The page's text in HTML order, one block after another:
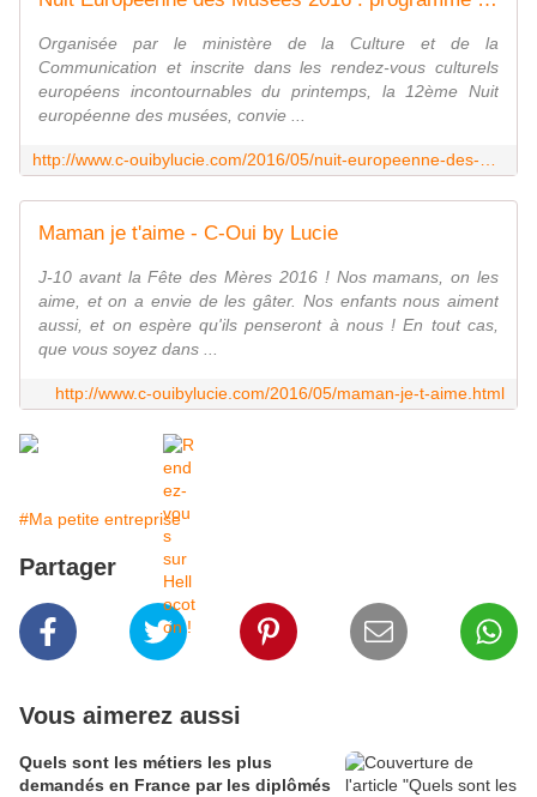
Organisée par le ministère de la Culture et de la
Communication et inscrite dans les rendez-vous culturels
européens incontournables du printemps, la 12ème Nuit
européenne des musées, convie ...
Maman je t'aime - C-Oui by Lucie
J-10 avant la Fête des Mères 2016 ! Nos mamans, on les
aime, et on a envie de les gâter. Nos enfants nous aiment
aussi, et on espère qu'ils penseront à nous ! En tout cas,
que vous soyez dans ...
http://www.c-ouibylucie.com/2016/05/maman-je-t-aime.html
#Ma petite entreprise
Partager
Vous aimerez aussi
Quels sont les métiers les plus
demandés en France par les diplômés